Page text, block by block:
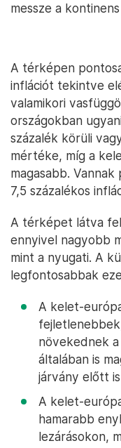
messze a
A térképen
inflációt tekintve
valamikori
országokban
százalék körüli
mértéke, míg a
magasabb.
7,5 százalékos
A térképet látva
ennyivel nagyobb
mint a nyugati. A
legfontosabbak
A kelet-
növekednek
általában is
járvány előtt
A kelet-
hamarabb
lezárásokon,